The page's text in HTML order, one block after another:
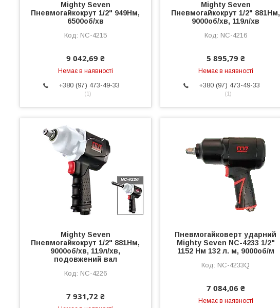
Mighty Seven
Пневмогайкокрут 1/2" 949Нм,
6500об/хв
NC-4215
9 042,69 ₴
Немає в наявності
+380 (97) 473-49-33
1
Mighty Seven
Пневмогайкокрут 1/2" 881Нм,
9000об/хв, 119л/хв
NC-4216
5 895,79 ₴
Немає в наявності
+380 (97) 473-49-33
1
Mighty Seven
Пневмогайкокрут 1/2" 881Нм,
9000об/хв, 119л/хв,
подовжений вал
NC-4226
7 931,72 ₴
Пневмогайковерт ударний
Mighty Seven NC-4233 1/2"
1152 Нм 132 л. м, 9000об/м
NC-4233Q
7 084,06 ₴
Немає в наявності